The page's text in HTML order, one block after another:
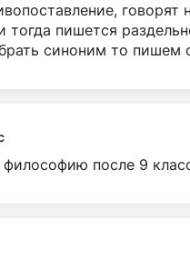
тогда пишется
синоним то пишем
после 9